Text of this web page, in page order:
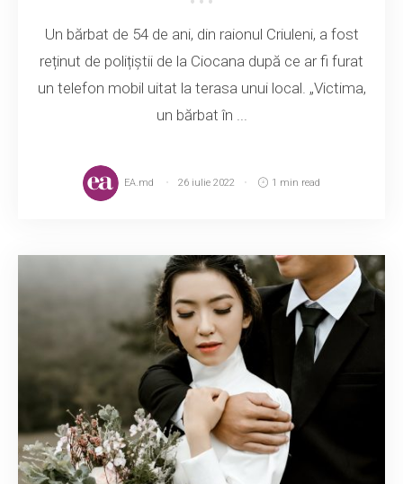
Un bărbat de 54 de ani, din raionul Criuleni, a fost
reținut de polițiștii de la Ciocana după ce ar fi furat
un telefon mobil uitat la terasa unui local. „Victima,
un bărbat în ...
EA.md 26 iulie 2022 1 min read